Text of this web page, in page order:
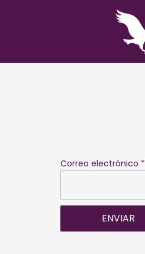
Correo electrónico *